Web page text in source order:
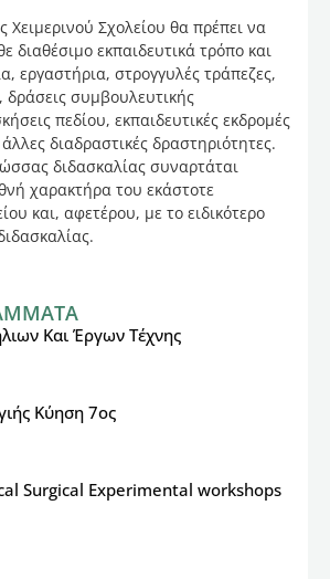
Χειμερινού Σχολείου θα πρέπει να
διαθέσιμο εκπαιδευτικά τρόπο και
εργαστήρια, στρογγυλές τράπεζες,
δράσεις συμβουλευτικής
πεδίου, εκπαιδευτικές εκδρομές
διαδραστικές δραστηριότητες.
διδασκαλίας συναρτάται
χαρακτήρα του εκάστοτε
και, αφετέρου, με το ειδικότερο
Και Έργων Τέχνης
Κύηση 7ος
Surgical Experimental workshops